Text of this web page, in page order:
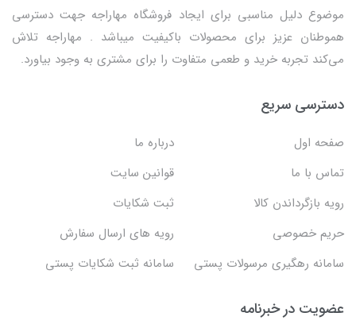
موضوع دلیل مناسبی برای ایجاد فروشگاه مهاراجه جهت دسترسی
هموطنان عزیز برای محصولات باکیفیت میباشد . مهاراجه تلاش
می‌کند تجربه خرید و طعمی متفاوت را برای مشتری به وجود بیاورد.
دسترسی سریع
صفحه اول
درباره ما
تماس با ما
قوانین سایت
رویه بازگرداندن کالا
ثبت شکایات
حریم خصوصی
رویه های ارسال سفارش
سامانه رهگیری مرسولات پستی
سامانه ثبت شکایات پستی
عضویت در خبرنامه